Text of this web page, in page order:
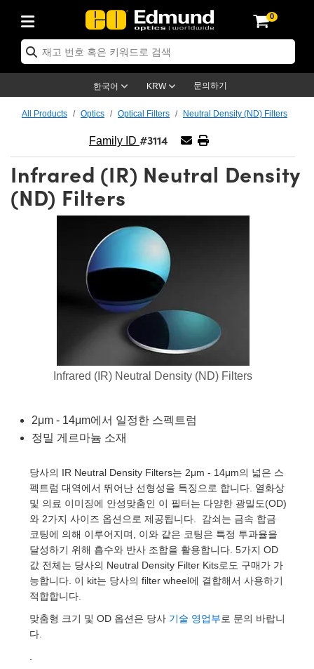
0
한국어 KRW 문의하기
Optics
Sputtering) Coated Optics
Elements (DOE)
Optics
신제품
System
and Breadboards
Filters
Targets
Stage Micrometers
Mechanics
and Couplers
Microscopes
and Electronics
Lenses
(S-Mount Lenses)
Magnification Lenses
Objectives
and Advanced
Cameras
Cameras
Labs Cameras™
and Optomechanics
이트 & 조명
Targets
Targets
& Stage Micrometers
Level Test Targets
& Detection
Solutions
and Electronics
and Roughness Standards
& Production
Handling Tools
Products
또는 제품생산
By Application
Imaging
Tomography
By Brand
Development Systems
Optical Company
Components
Products
신제품
Lenses
Products
Products
Lenses
All Products Optics Optical Filters Neutral Density (ND) Filters
Family ID #3114
Infrared (IR) Neutral Density
(ND) Filters
Infrared (IR) Neutral Density (ND) Filters
2μm - 14μm에서 일정한 스펙트럼
정밀 게르마늄 소재
당사의 IR Neutral Density Filters는 2μm - 14μm의 넓은 스
펙트럼 대역에서 뛰어난 선형성을 특징으로 합니다. 열화상
및 의료 이미징에 안성맞춤인 이 필터는 다양한 광밀도(OD)
와 2가지 사이즈 옵션으로 제공됩니다. 감쇠는 금속 합금
코팅에 의해 이루어지며, 이와 같은 코팅은 특정 투과율을
달성하기 위해 흡수와 반사 조합을 활용합니다. 5가지 OD
값 전체는 당사의 Neutral Density Filter Kits로도 구매가 가
능합니다. 이 kit는 당사의 filter wheel에 결합해서 사용하기
적합합니다.
맞춤형 크기 및 OD 옵션은 당사 기술 영업부로 문의 바랍니
다.